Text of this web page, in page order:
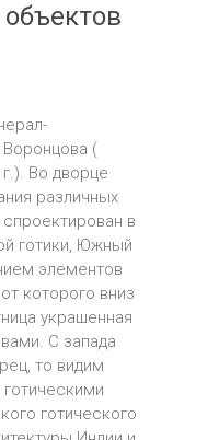
Воронцова (
Во дворце
различных
в
готики, Южный
элементов
которого вниз
украшенная
С запада
то видим
готического